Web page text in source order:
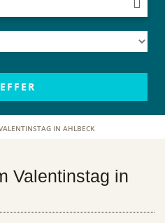
IN AHLBECK
Valentinstag in